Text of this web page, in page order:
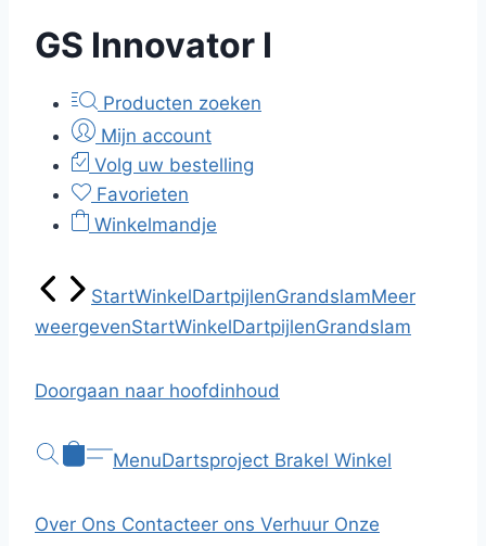
GS Innovator I
Producten zoeken
Mijn account
Volg uw bestelling
Favorieten
Winkelmandje
StartWinkelDartpijlenGrandslamMeer
weergevenStartWinkelDartpijlenGrandslam
Doorgaan naar hoofdinhoud
MenuDartsproject Brakel Winkel
Over Ons Contacteer ons Verhuur Onze